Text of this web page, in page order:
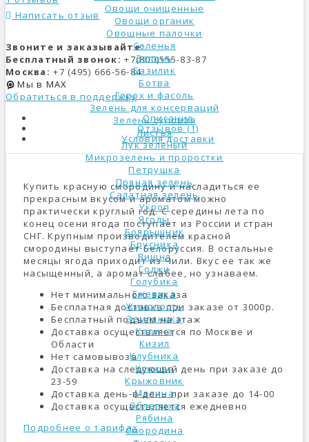
Овощи очищенные
Овощи органик
Овощные палочки
Соленья
Зелень
Базилик
Ботва
Горох и фасоль
Зелень для консерваций
Зелень суповая
Листья
Лук зеленый
Микрозелень и проростки
Петрушка
Пряная зелень
Салатная зелень
Укроп
Ягоды
Боярышник
Брусника
Вишня
Годжи
Голубика
Ежевика
Жимолость
Земляника
Калина
Кизил
Клубника
Клюква
Крыжовник
Малина
Облепиха
Рябина
Смородина
Написать отзыв
Звоните и заказывайте:
Бесплатный звонок: +7(800)555-83-87
Москва: +7 (495) 666-56-84
Мы в MAX
Обратиться в поддержку
Описание
Отзывов (1)
Условия доставки
Купить красную смородину и насладиться ее
прекрасным вкусом и ароматом можно
практически круглый год. С середины лета по
конец осени ягода поступает из России и стран
СНГ. Крупным производителем красной
смородины выступает Белоруссия. В остальные
месяцы ягода приходит из Чили. Вкус ее так же
насыщенный, а аромат слабее, но узнаваем.
Нет минимального заказа
Бесплатная доставка при заказе от 3000р.
Бесплатный подъем на этаж
Доставка осуществляется по Москве и
Области
Нет самовывоза
Доставка на следующий день при заказе до
23-59
Доставка день-в-день при заказе до 14-00
Доставка осуществляется ежедневно
Подробнее о тарифах